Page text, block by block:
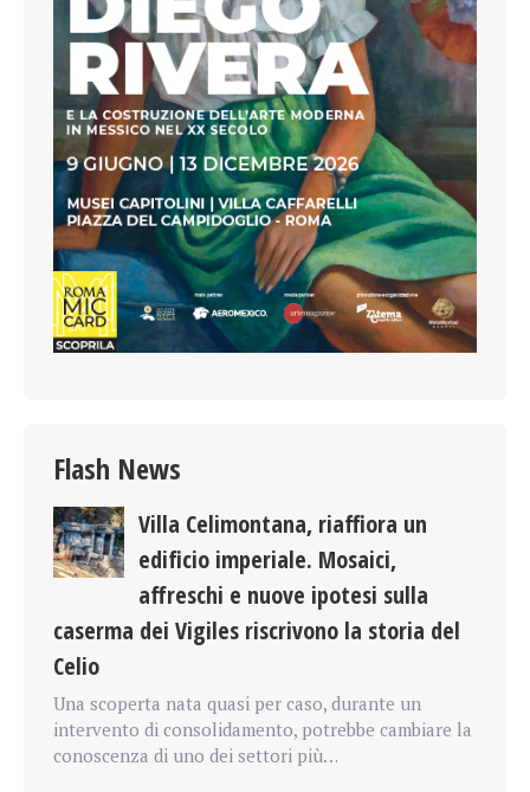
Flash News
Villa Celimontana, riaffiora un
edificio imperiale. Mosaici,
affreschi e nuove ipotesi sulla
caserma dei Vigiles riscrivono la storia del
Celio
Una scoperta nata quasi per caso, durante un
intervento di consolidamento, potrebbe cambiare la
conoscenza di uno dei settori più…